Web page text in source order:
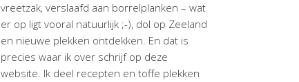
vreetzak, verslaafd aan borrelplanken – wat
er op ligt vooral natuurlijk ;-), dol op Zeeland
en nieuwe plekken ontdekken. En dat is
precies waar ik over schrijf op deze
website. Ik deel recepten en toffe plekken